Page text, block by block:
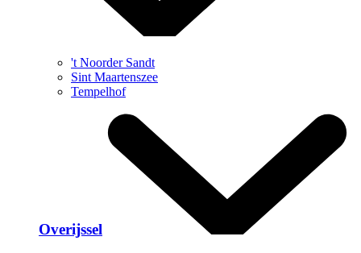
't Noorder Sandt
Sint Maartenszee
Tempelhof
Overijssel